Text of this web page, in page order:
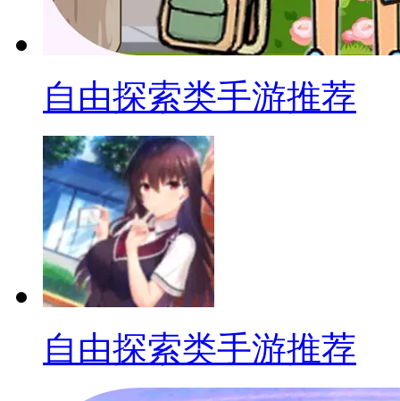
自由探索类手游推荐
自由探索类手游推荐